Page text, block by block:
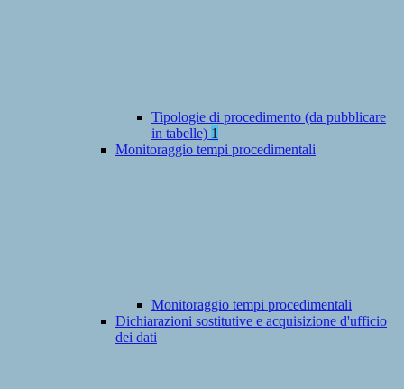
Tipologie di procedimento (da pubblicare
in tabelle) 1
Monitoraggio tempi procedimentali
Monitoraggio tempi procedimentali
Dichiarazioni sostitutive e acquisizione d'ufficio
dei dati